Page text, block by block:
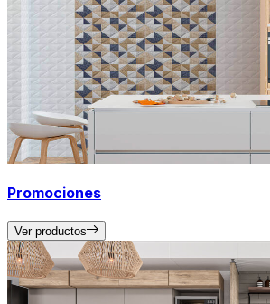
Promociones
Ver productos